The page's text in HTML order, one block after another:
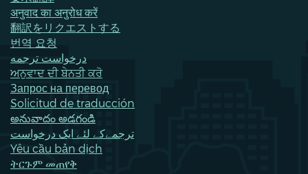
अनुवाद का अनुरोध करें
翻訳をリクエストする
번역 요청
درخواست ترجمه
ਅਨੁਵਾਦ ਦੀ ਬੇਨਤੀ ਕਰੋ
Запрос на перевод
Solicitud de traducción
అనువాదం అడగండి
ترجمےکے لئے ایک درخواست
Yêu cầu bản dịch
ትርጉም መጠየቅ